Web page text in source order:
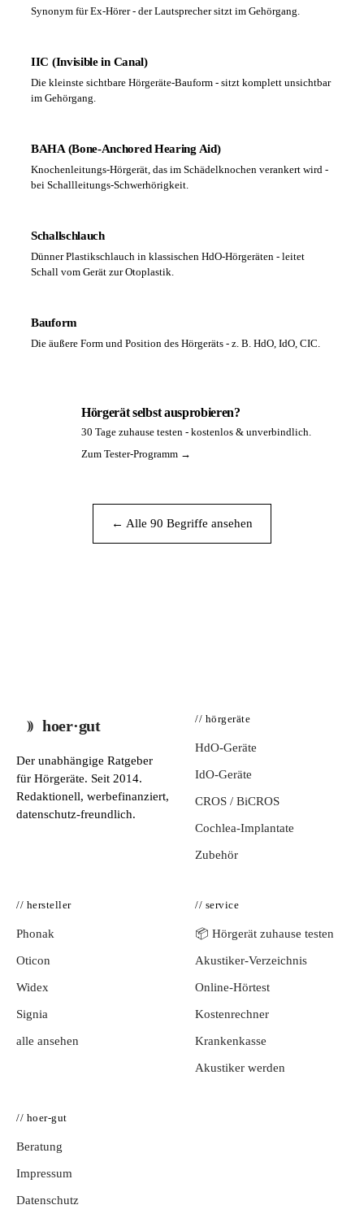
Synonym für Ex-Hörer - der Lautsprecher sitzt im Gehörgang.
IIC (Invisible in Canal)
Die kleinste sichtbare Hörgeräte-Bauform - sitzt komplett unsichtbar
im Gehörgang.
BAHA (Bone-Anchored Hearing Aid)
Knochenleitungs-Hörgerät, das im Schädelknochen verankert wird -
bei Schallleitungs-Schwerhörigkeit.
Schallschlauch
Dünner Plastikschlauch in klassischen HdO-Hörgeräten - leitet
Schall vom Gerät zur Otoplastik.
Bauform
Die äußere Form und Position des Hörgeräts - z. B. HdO, IdO, CIC.
Hörgerät selbst ausprobieren?
30 Tage zuhause testen - kostenlos & unverbindlich.
Zum Tester-Programm →
← Alle 90 Begriffe ansehen
hoer·gut
Der unabhängige Ratgeber
für Hörgeräte. Seit 2014.
Redaktionell, werbefinanziert,
datenschutz-freundlich.
// hörgeräte
HdO-Geräte
IdO-Geräte
CROS / BiCROS
Cochlea-Implantate
Zubehör
// hersteller
Phonak
Oticon
Widex
Signia
alle ansehen
// service
📦 Hörgerät zuhause testen
Akustiker-Verzeichnis
Online-Hörtest
Kostenrechner
Krankenkasse
Akustiker werden
// hoer-gut
Beratung
Impressum
Datenschutz